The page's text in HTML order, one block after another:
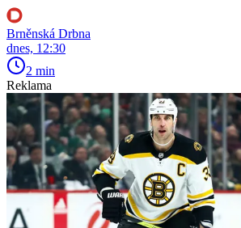
Brněnská Drbna
dnes, 12:30
2 min
Reklama